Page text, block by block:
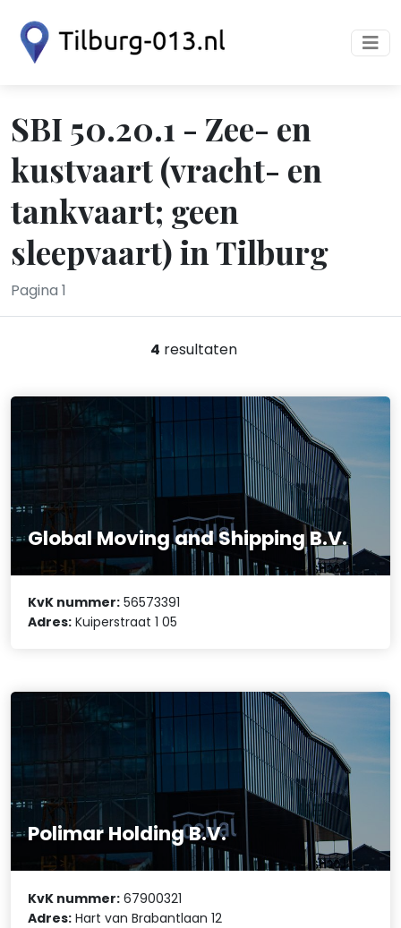
SBI 50.20.1 - Zee- en
kustvaart (vracht- en
tankvaart; geen
sleepvaart) in Tilburg
Pagina 1
4 resultaten
Global Moving and Shipping B.V.
KvK nummer: 56573391
Adres: Kuiperstraat 1 05
Polimar Holding B.V.
KvK nummer: 67900321
Adres: Hart van Brabantlaan 12